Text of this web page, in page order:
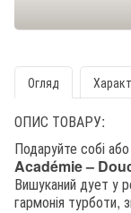
Огляд
ОПИС ТОВАРУ:
Подаруйте собі
Académie –
Вишуканий дует у
гармонія турботи,